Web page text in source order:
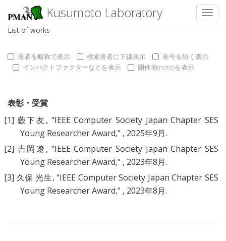
Kusumoto Laboratory
List of works
著者を略称で表示 検索著者に下線表示
巻号を短く表示
インパクトファクターなどを表示
開催地(note)を表示
表彰・受賞
[1] 藪下友, "IEEE Computer Society Japan Chapter SES
Young Researcher Award," , 2025年9月.
[2] 吉岡遼 , "IEEE Computer Society Japan Chapter SES
Young Researcher Award," , 2023年8月.
[3] 久保 光生, "IEEE Computer Society Japan Chapter SES
Young Researcher Award," , 2023年8月.